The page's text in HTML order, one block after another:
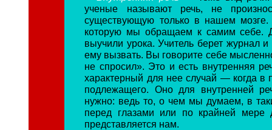
ученые называют речь, не
существующую только в нашем мозге.
которую мы обращаем к самим себе.
выучили урока. Учитель берет журнал и
ему вызвать. Вы говорите себе
не спросил». Это и есть внутренняя
характерный для нее случай — когда в
подлежащего. Оно для внутренней
нужно: ведь то, о чем мы думаем, в
перед глазами или по крайней мере
представляется нам.